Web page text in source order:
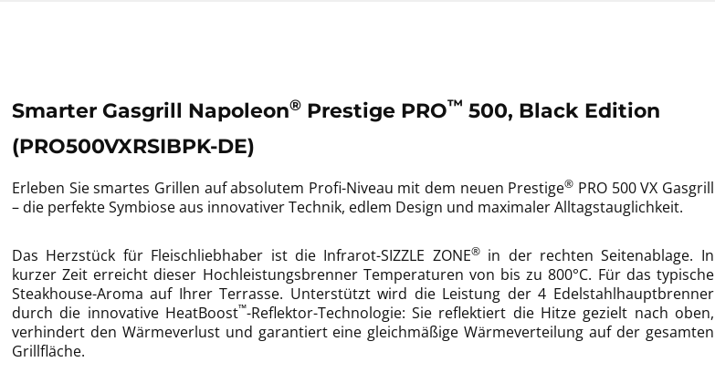
Smarter Gasgrill Napoleon® Prestige PRO™ 500, Black Edition
(PRO500VXRSIBPK-DE)
Erleben Sie smartes Grillen auf absolutem Profi-Niveau mit dem neuen Prestige® PRO 500 VX Gasgrill
– die perfekte Symbiose aus innovativer Technik, edlem Design und maximaler Alltagstauglichkeit.
Das Herzstück für Fleischliebhaber ist die Infrarot-SIZZLE ZONE®in der rechten Seitenablage. In
kurzer Zeit erreicht dieser Hochleistungsbrenner Temperaturen von bis zu 800°C. Für das typische
Steakhouse-Aroma auf Ihrer Terrasse. Unterstützt wird die Leistung der 4 Edelstahlhauptbrenner
durch die innovative HeatBoost™-Reflektor-Technologie: Sie reflektiert die Hitze gezielt nach oben,
verhindert den Wärmeverlust und garantiert eine gleichmäßige Wärmeverteilung auf der gesamten
Grillfläche.